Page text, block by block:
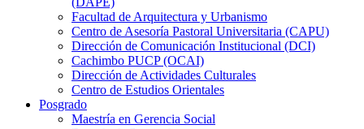
Facultad de Arquitectura y Urbanismo
Centro de Asesoría Pastoral Universitaria (CAPU)
Dirección de Comunicación Institucional (DCI)
Cachimbo PUCP (OCAI)
Dirección de Actividades Culturales
Centro de Estudios Orientales
Posgrado
Maestría en Gerencia Social